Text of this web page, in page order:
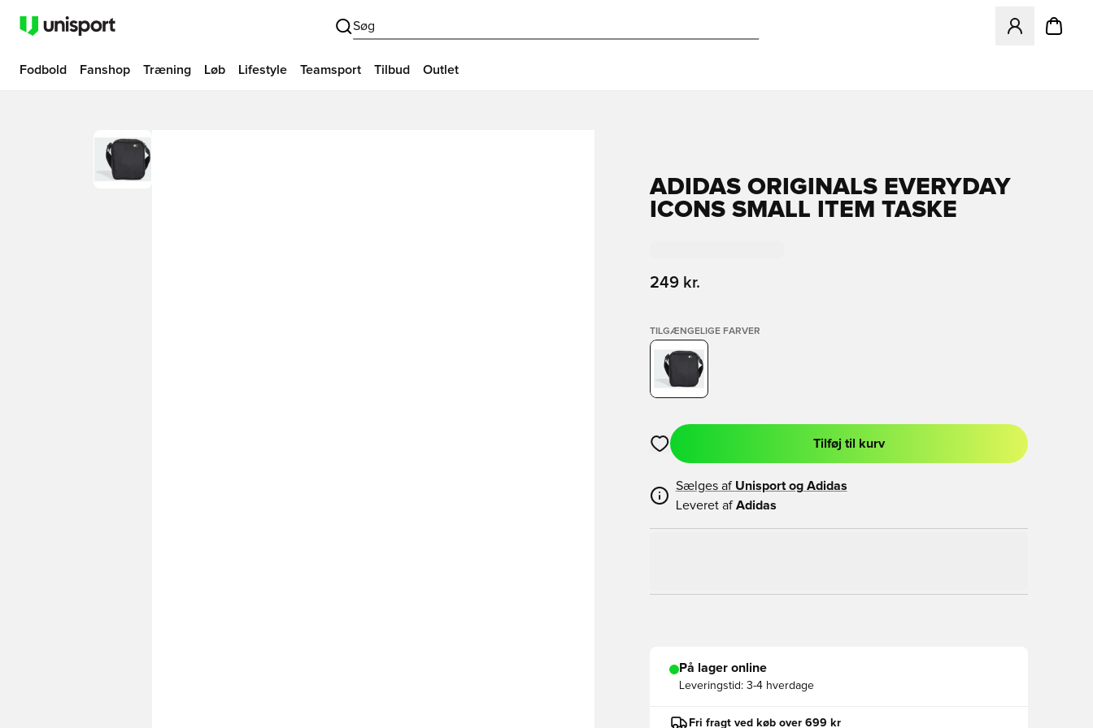
Søg
Åbner en
Fodbold Fanshop Træning Løb Lifestyle Teamsport Tilbud Outlet
ADIDAS ORIGINALS EVERYDAY
ICONS SMALL ITEM TASKE
249 kr.
TILGÆNGELIGE FARVER
Åbner en Modal til at logge ind eller tilmelde dig som medlem
Tilføj til kurv
Sælges af Unisport og Adidas
Leveret af Adidas
På lager online
Leveringstid: 3-4 hverdage
Fri fragt ved køb over 699 kr